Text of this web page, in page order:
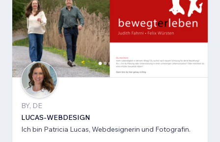
BY, DE
LUCAS-WEBDESIGN
Ich bin Patricia Lucas, Webdesignerin und Fotografin.